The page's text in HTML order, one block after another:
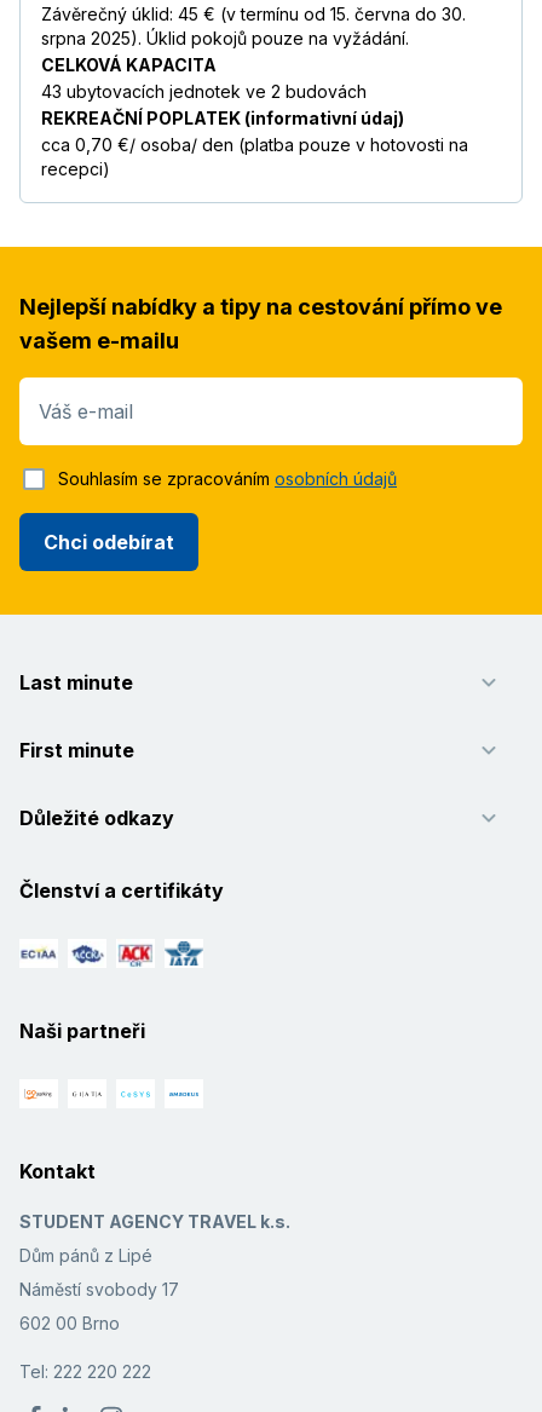
Závěrečný úklid: 45 € (v termínu od 15. června do 30.
srpna 2025). Úklid pokojů pouze na vyžádání.
CELKOVÁ KAPACITA
43 ubytovacích jednotek ve 2 budovách
REKREAČNÍ POPLATEK (informativní údaj)
cca 0,70 €/ osoba/ den (platba pouze v hotovosti na
recepci)
Nejlepší nabídky a tipy na cestování přímo ve
vašem e-mailu
Váš e-mail
Chci odebírat
Souhlasím se zpracováním osobních údajů
Last minute
First minute
Důležité odkazy
Členství a certifikáty
Naši partneři
Kontakt
STUDENT AGENCY TRAVEL k.s.
Dům pánů z Lipé
Náměstí svobody 17
602 00 Brno
Tel: 222 220 222